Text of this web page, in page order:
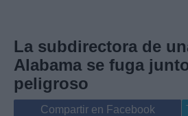
Internacional
Viajes
La subdirectora de
Alabama se fuga
peligroso
Compartir en Facebook